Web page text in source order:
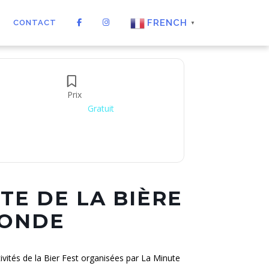
CONTACT FRENCH ▼
Prix
Gratuit
DE LA BIÈRE
de la Bier Fest organisées par La Minute